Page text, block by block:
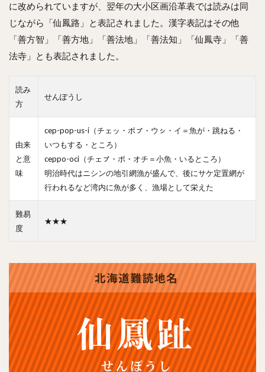
に改められていますが、翌年の大小区画沿革表では読みは同
じながら「仙鳳路」と表記されました。漢字表記はその他
「善方智」「善方地」「善法地」「善法知」「仙鳳寺」「善
法寺」とも表記されました。
読み
方
せんぽうし
由来
と意
味
cep-pop-us-i（チェッ・ポㇷ゚・ウㇱ・イ＝魚が・跳ねる・
いつもする・ところ）
ceppo-oci（チェㇷ゚・ポ・オチ＝小魚・いるところ）
明治時代はニシンの地引網漁が盛んで、後にサケ定置網が
行われるなど湾内に魚が多く、漁場として栄えた
難易
度
★★★